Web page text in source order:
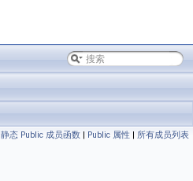
静态 Public 成员函数 | Public 属性 | 所有成员列表